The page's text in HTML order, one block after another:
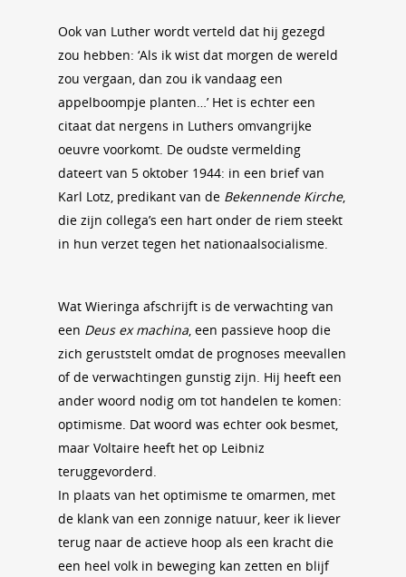
Ook van Luther wordt verteld dat hij gezegd
zou hebben: ‘Als ik wist dat morgen de wereld
zou vergaan, dan zou ik vandaag een
appelboompje planten…’ Het is echter een
citaat dat nergens in Luthers omvangrijke
oeuvre voorkomt. De oudste vermelding
dateert van 5 oktober 1944: in een brief van
Karl Lotz, predikant van de Bekennende Kirche,
die zijn collega’s een hart onder de riem steekt
in hun verzet tegen het nationaalsocialisme.
Wat Wieringa afschrijft is de verwachting van
een Deus ex machina, een passieve hoop die
zich geruststelt omdat de prognoses meevallen
of de verwachtingen gunstig zijn. Hij heeft een
ander woord nodig om tot handelen te komen:
optimisme. Dat woord was echter ook besmet,
maar Voltaire heeft het op Leibniz
teruggevorderd.
In plaats van het optimisme te omarmen, met
de klank van een zonnige natuur, keer ik liever
terug naar de actieve hoop als een kracht die
een heel volk in beweging kan zetten en blijf